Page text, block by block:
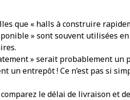
que « halls à construire
» sont souvent utilisées
» serait probablement un
un entrepôt ! Ce n’est pas si
le délai de livraison et